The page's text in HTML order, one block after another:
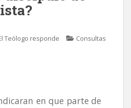
Teólogo responde
Consultas
en que parte de